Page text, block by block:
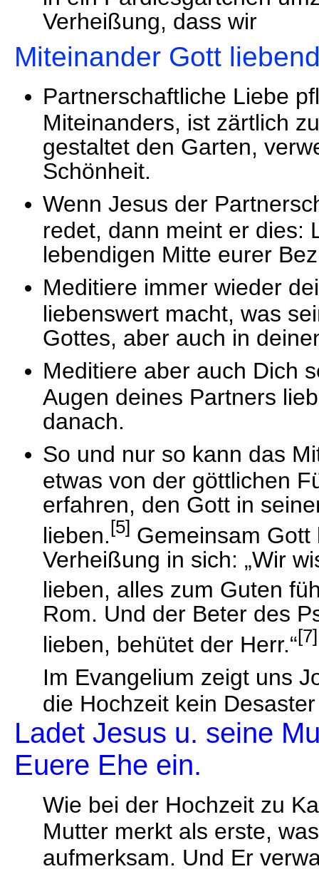
Verheißung, dass wir
Miteinander Gott
Partnerschaftliche Liebe
Miteinanders, ist zärtlich
gestaltet den Garten,
Schönheit.
Wenn Jesus der
redet, dann meint er dies:
lebendigen Mitte eurer
Meditiere immer wieder
liebenswert macht, was
Gottes, aber auch in
Meditiere aber auch Dich
Augen deines Partners
danach.
So und nur so kann das
etwas von der göttlichen
erfahren, den Gott in
lieben. [5] Gemeinsam
Verheißung in sich: „Wir
lieben, alles zum Guten
Rom. Und der Beter des
lieben, behütet der Herr.“[7]
Im Evangelium zeigt uns
die Hochzeit kein
Ladet Jesus u. seine
Euere Ehe ein.
Wie bei der Hochzeit zu
Mutter merkt als erste,
aufmerksam. Und Er